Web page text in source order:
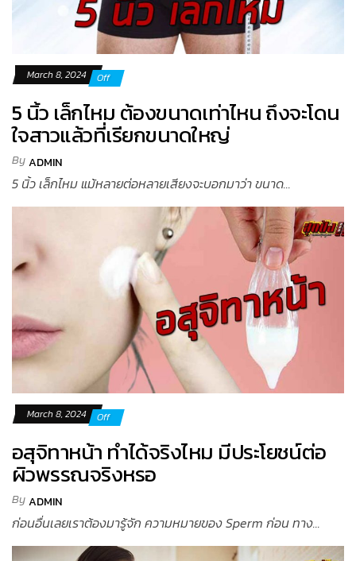
March 8, 2024 Off
5 นิ้ว เล็กไหม ต้องขนาดเท่าไหน ถึงจะโดน
ใจสาวแล้วที่เรียกขนาดใหญ่
ByADMIN
5 นิ้ว เล็กไหม แม้หลายต่อหลายเสียงจะบอกมาว่า ขนาด...
March 8, 2024 Off
อสุจิทาหน้า ทำได้จริงไหม มีประโยชน์ต่อ
ผิวพรรณจริงหรอ
ByADMIN
ก่อนอื่นเลยเราต้องมารู้จัก ความหมายของ Sperm ก่อน ทาง...